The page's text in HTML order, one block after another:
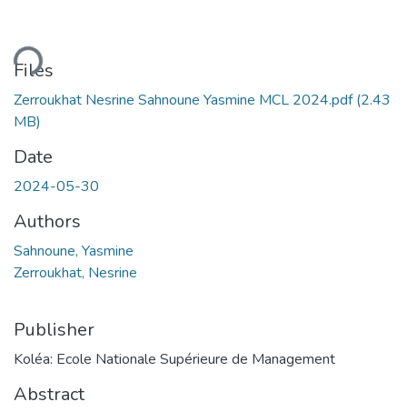
Files
Zerroukhat Nesrine Sahnoune Yasmine MCL 2024.pdf(2.43
MB)
Date
2024-05-30
Authors
Sahnoune, Yasmine
Zerroukhat, Nesrine
Publisher
Koléa: Ecole Nationale Supérieure de Management
Abstract